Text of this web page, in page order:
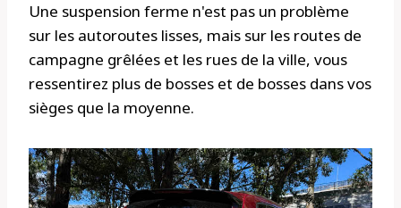
Une suspension ferme n'est pas un problème
sur les autoroutes lisses, mais sur les routes de
campagne grêlées et les rues de la ville, vous
ressentirez plus de bosses et de bosses dans vos
sièges que la moyenne.